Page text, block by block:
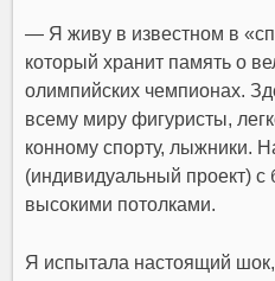
— Я живу в известном в
который хранит память о
олимпийских чемпионах.
всему миру фигуристы,
конному спорту, лыжники.
(индивидуальный проект)
высокими потолками.
Я испытала настоящий